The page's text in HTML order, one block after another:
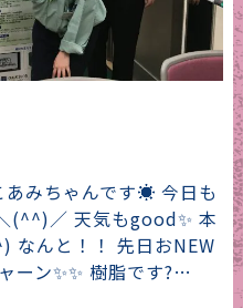
みちゃんです☀️ 今日も
(^^)／ 天気もgood✨ 本
なんと！！ 先日おNEW
ーン✨✨ 樹脂です?…